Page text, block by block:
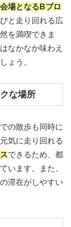
場となるBブロ
と走り回れる広
を満喫できま
なかなか味わえ
ょう。
な場所
の散歩も同時に
気に走り回れる
できるため、都
います。また、
滞在がしやすい